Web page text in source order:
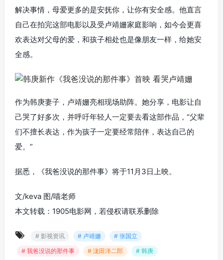
解决事情，母爱更多的是安抚你，让你有安全感。他直言
自己在拍完这部电影以及受卢靖姗家庭影响，如今会更喜
欢表达对父母的爱，和孩子相处也是像朋友一样，给她安
全感。
作为韩庚妻子，卢靖姗亮相现场助阵。她分享，电影让自
己哭了好多次，并呼吁年轻人一定要去看这部作品，“父辈
们不擅长表达，作为孩子一定要经常陪伴，表达自己的
爱。”
据悉，《我爸没说的那件事》将于11月3日上映。
文/keva 图/喵老师
本文转载：1905电影网，若侵权请联系删除
# 影视资讯 # 卢靖姗
# 张国立
# 我爸没说的那件事
# 泷田洋二郎 # 韩庚